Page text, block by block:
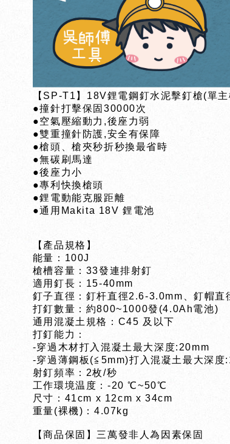
【SP-T1】18V鋰電鋼釘水泥擊釘槍(單
●撞針打擊保固30000次
●空氣壓縮動力,後座力弱
●雙重撞針防護,安全有保障
●槍頭、槍夾秒折秒換最省時
●無碳刷馬達
●後座力小
●專利快換槍頭
●鋰電動能克服距離
●通用Makita 18V 鋰電池
【產品規格】
能量：100J
槍槽容量：33發連排射釘
適用釘長：15-40mm
釘子直徑：釘杆直徑2.6-3.0mm、釘帽直
打釘數量：約800~1000發(4.0Ah電池)
通用混凝土規格：C45 及以下
打釘能力：
-穿過木材打入混凝土最大深度:20mm
-穿過薄鋼板(≦5mm)打入混凝土最大深度
射釘頻率：2枚/秒
工作環境温度：-20 ℃~50℃
尺寸：41cm x 12cm x 34cm
重量(裸機)：4.07kg
【商品保固】三萬發非人為因素保固